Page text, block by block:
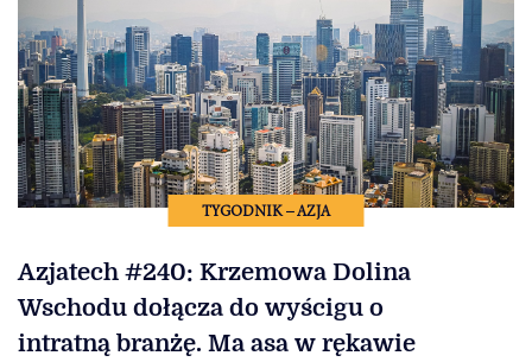
TYGODNIK – AZJA
Azjatech #240: Krzemowa Dolina
Wschodu dołącza do wyścigu o
intratną branżę. Ma asa w rękawie